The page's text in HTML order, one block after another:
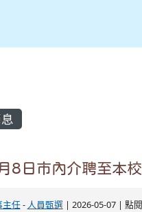
域
8日市內介聘至本
主任- 人員甄選| 2026-05-07 | 點